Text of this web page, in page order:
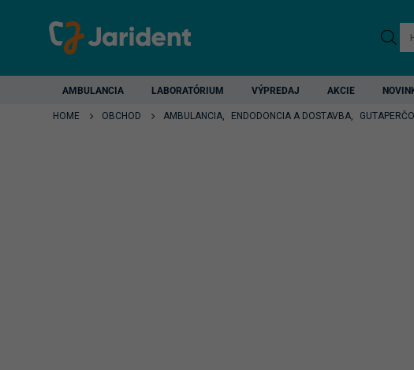
AMBULANCIA LABORATÓRIUM VÝPREDAJ AKCIE
HOME OBCHOD AMBULANCIA, ENDODONCIA A DOSTAVBA,